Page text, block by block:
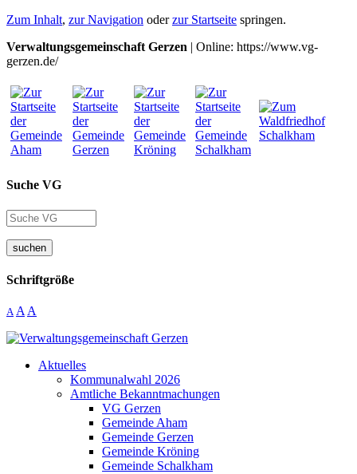
Zum Inhalt, zur Navigation oderzur Startseite springen.
Verwaltungsgemeinschaft Gerzen | Online: https://www.vg-
gerzen.de/
Suche VG
suchen
Schriftgröße
A A A
Aktuelles
Kommunalwahl 2026
Amtliche Bekanntmachungen
VG Gerzen
Gemeinde Aham
Gemeinde Gerzen
Gemeinde Kröning
Gemeinde Schalkham